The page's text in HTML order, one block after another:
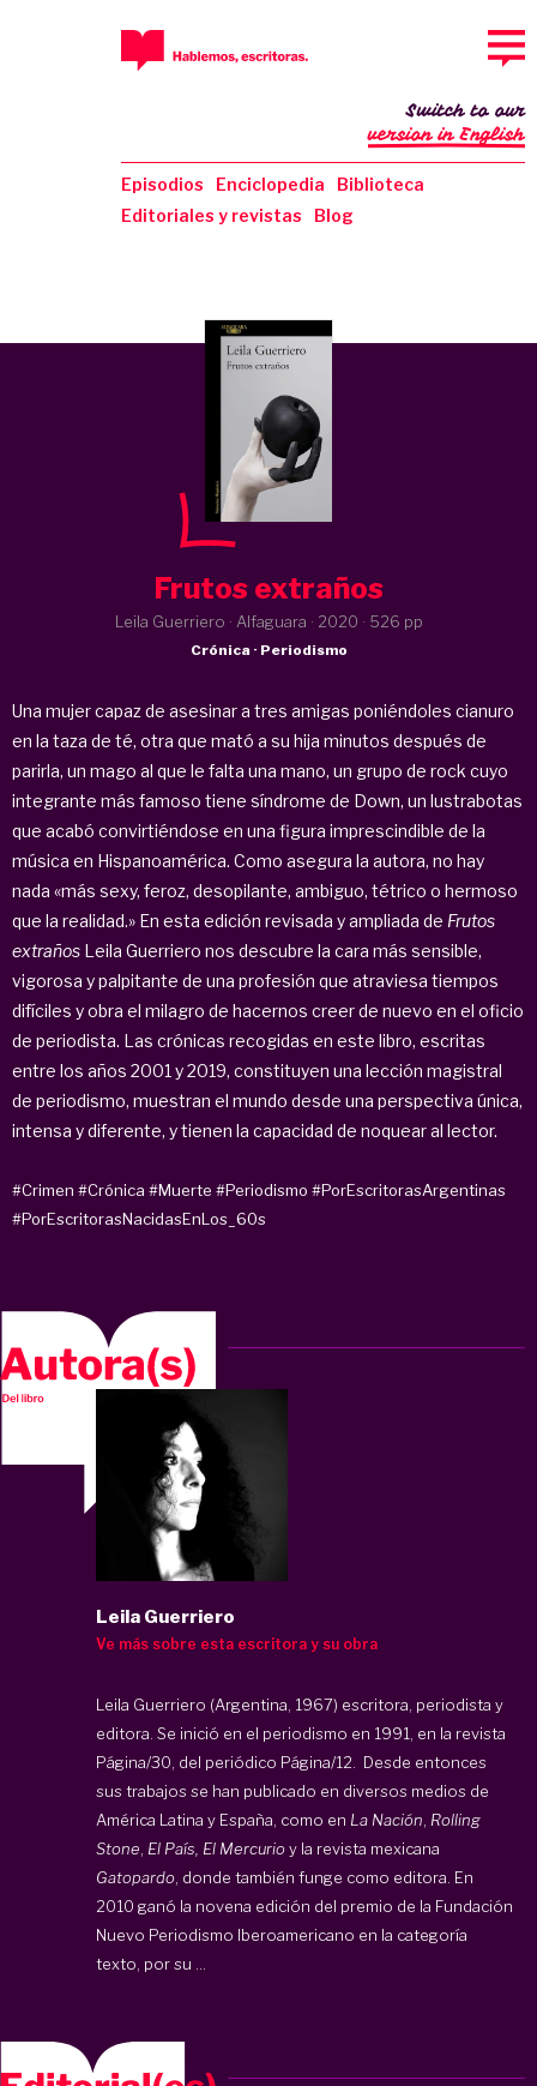
Episodios Enciclopedia
Biblioteca
Editoriales y revistas
Blog
Switch to our
version in English
Frutos extraños
Leila Guerriero · Alfaguara · 2020 · 526 pp
Crónica · Periodismo
Una mujer capaz de asesinar a tres amigas poniéndoles cianuro
en la taza de té, otra que mató a su hija minutos después de
parirla, un mago al que le falta una mano, un grupo de rock cuyo
integrante más famoso tiene síndrome de Down, un lustrabotas
que acabó convirtiéndose en una figura imprescindible de la
música en Hispanoamérica. Como asegura la autora, no hay
nada «más sexy, feroz, desopilante, ambiguo, tétrico o hermoso
que la realidad.» En esta edición revisada y ampliada de Frutos
extraños Leila Guerriero nos descubre la cara más sensible,
vigorosa y palpitante de una profesión que atraviesa tiempos
difíciles y obra el milagro de hacernos creer de nuevo en el oficio
de periodista. Las crónicas recogidas en este libro, escritas
entre los años 2001 y 2019, constituyen una lección magistral
de periodismo, muestran el mundo desde una perspectiva única,
intensa y diferente, y tienen la capacidad de noquear al lector.
#Crimen #Crónica #Muerte #Periodismo #PorEscritorasArgentinas
#PorEscritorasNacidasEnLos_60s
Leila Guerriero
Ve más sobre esta escritora y su obra
Leila Guerriero (Argentina, 1967) escritora, periodista y
editora. Se inició en el periodismo en 1991, en la revista
Página/30, del periódico Página/12. Desde entonces
sus trabajos se han publicado en diversos medios de
América Latina y España, como en La Nación Rolling
Stone El País, El Mercurioy la revista mexicana
Gatopardo , donde también funge como editora. En
2010 ganó la novena edición del premio de la Fundación
Nuevo Periodismo Iberoamericano en la categoría
texto, por su ...